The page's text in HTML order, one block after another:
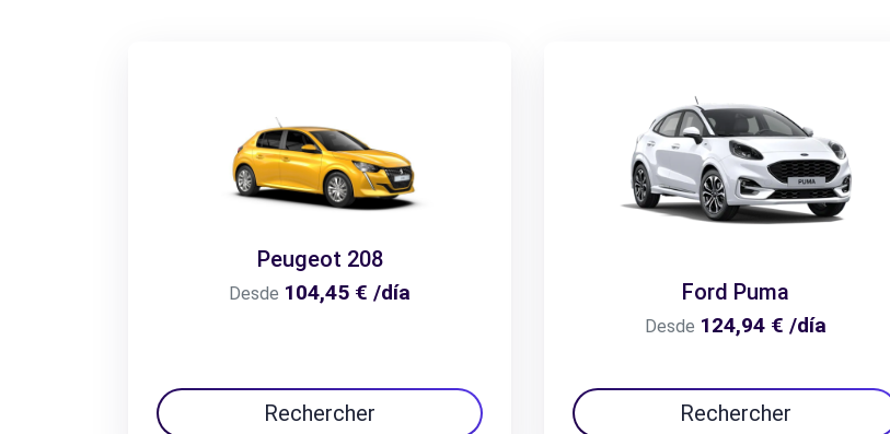
Peugeot 208
Desde 104,45 € /día
Rechercher
Ford Puma
Desde 124,94 € /día
Rechercher